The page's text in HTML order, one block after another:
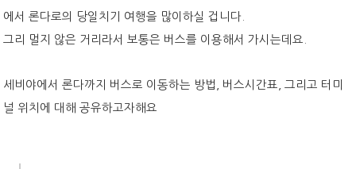
에서 론다로의 당일치기 여행을 많이하실 겁니다.
그리 멀지 않은 거리라서 보통은 버스를 이용해서 가시는데요.
세비야에서 론다까지 버스로 이동하는 방법, 버스시간표, 그리고 터미
널 위치에 대해 공유하고자해요